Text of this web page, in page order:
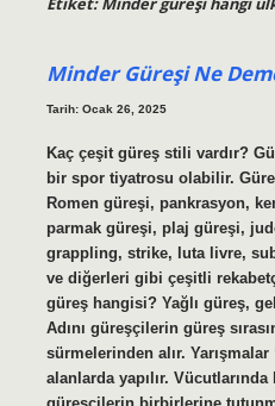
Minder Güreşi Ne
Tarih: Ocak 26, 2025
Kaç çeşit güreş stili vardır?
bir spor tiyatrosu olabilir.
Romen güreşi, pankrasyon,
parmak güreşi, plaj güreşi,
grappling, strike, luta livre,
ve diğerleri gibi çeşitli
güreş hangisi? Yağlı güreş,
Adını güreşçilerin güreş
sürmelerinden alır. Yarışmalar
alanlarda yapılır.